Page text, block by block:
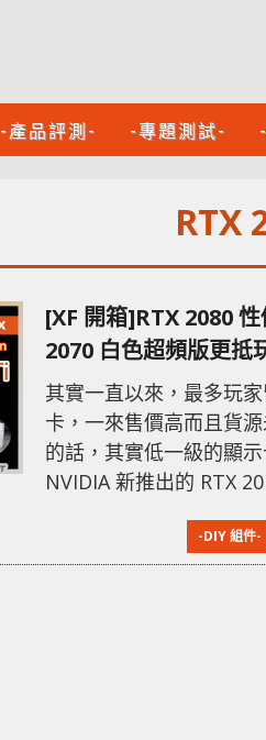
-產品評測- -專題測試-
RTX
[XF 開箱]RTX 2080
2070 白色超頻版更抵
其實一直以來，最多玩
卡，一來售價高而且貨
的話，其實低一級的顯
NVIDIA 新推出的 RTX
眾有意升級的用家卻步
禁，在售價較「親民」
-DIY 組件-